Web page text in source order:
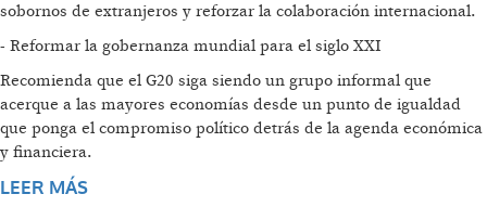
sobornos de extranjeros y reforzar la colaboración internacional.
- Reformar la gobernanza mundial para el siglo XXI
Recomienda que el G20 siga siendo un grupo informal que
acerque a las mayores economías desde un punto de igualdad
que ponga el compromiso político detrás de la agenda económica
y financiera.
LEER MÁS